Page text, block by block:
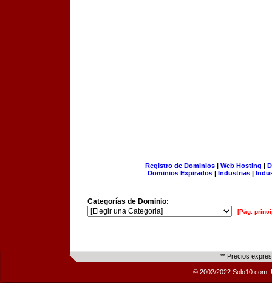
Registro de Dominios| Web Hosting |
Dominios Expirados | Industrias |
Categorías de Dominio:
[Pág.
** Precios
© 2002/2022 Solo10.com